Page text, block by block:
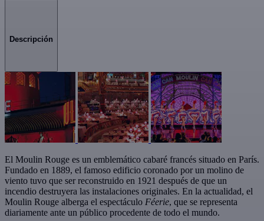
Descripción
El Moulin Rouge es un emblemático cabaré francés situado en París.
Fundado en 1889, el famoso edificio coronado por un molino de
viento tuvo que ser reconstruido en 1921 después de que un
incendio destruyera las instalaciones originales. En la actualidad, el
Moulin Rouge alberga el espectáculo Féerie, que se representa
diariamente ante un público procedente de todo el mundo.